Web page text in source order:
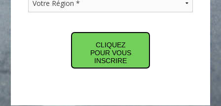
CLIQUEZ
POUR VOUS
INSCRIRE